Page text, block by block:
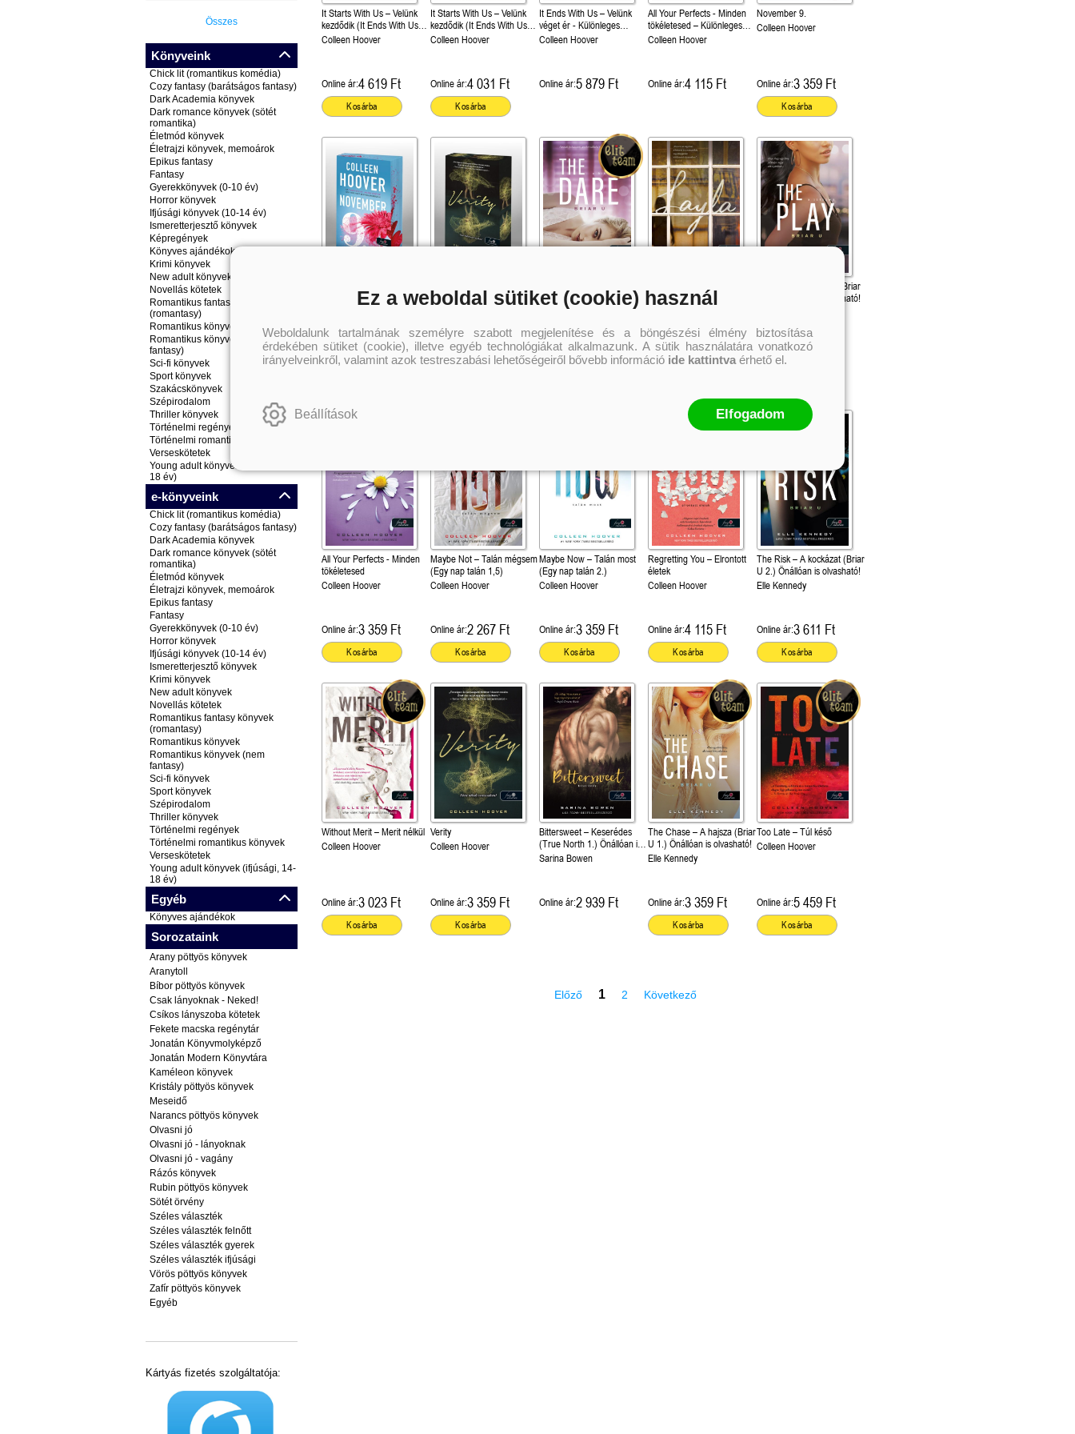
Összes
Könyveink
Chick lit (romantikus komédia)
Cozy fantasy (barátságos fantasy)
Dark Academia könyvek
Dark romance könyvek (sötét
romantika)
Életmód könyvek
Életrajzi könyvek, memoárok
Epikus fantasy
Fantasy
Gyerekkönyvek (0-10 év)
Horror könyvek
Ifjúsági könyvek (10-14 év)
Ismeretterjesztő könyvek
Képregények
Könyves ajándékok
Krimi könyvek
New adult könyvek
Novellás kötetek
Romantikus fantasy könyvek
(romantasy)
Romantikus könyvek
Romantikus könyvek (nem
fantasy)
Sci-fi könyvek
Sport könyvek
Szakácskönyvek
Szépirodalom
Thriller könyvek
Történelmi regények
Történelmi romantikus könyvek
Verseskötetek
Young adult könyvek (ifjúsági, 14-
18 év)
e-könyveink
Chick lit (romantikus komédia)
Cozy fantasy (barátságos fantasy)
Dark Academia könyvek
Dark romance könyvek (sötét
romantika)
Életmód könyvek
Életrajzi könyvek, memoárok
Epikus fantasy
Fantasy
Gyerekkönyvek (0-10 év)
Horror könyvek
Ifjúsági könyvek (10-14 év)
Ismeretterjesztő könyvek
Krimi könyvek
New adult könyvek
Novellás kötetek
Romantikus fantasy könyvek
(romantasy)
Romantikus könyvek
Romantikus könyvek (nem
fantasy)
Sci-fi könyvek
Sport könyvek
Szépirodalom
Thriller könyvek
Történelmi regények
Történelmi romantikus könyvek
Verseskötetek
Young adult könyvek (ifjúsági, 14-
18 év)
Egyéb
Könyves ajándékok
Sorozataink
Arany pöttyös könyvek
Aranytoll
Bíbor pöttyös könyvek
Csak lányoknak - Neked!
Csíkos lányszoba kötetek
Fekete macska regénytár
Jonatán Könyvmolyképző
Jonatán Modern Könyvtára
Kaméleon könyvek
Kristály pöttyös könyvek
Meseidő
Narancs pöttyös könyvek
Olvasni jó
Olvasni jó - lányoknak
Olvasni jó - vagány
Rázós könyvek
Rubin pöttyös könyvek
Sötét örvény
Széles választék
Széles választék felnőtt
Széles választék gyerek
Széles választék ifjúsági
Vörös pöttyös könyvek
Zafír pöttyös könyvek
Egyéb
Kártyás fizetés szolgáltatója:
It Starts With Us – Velünk
kezdődik (It Ends With Us
2.) – Különleges éldekorált
Colleen Hoover
Online ár:4 619 Ft
Kosárba
It Starts With Us – Velünk
kezdődik (It Ends With Us
2.)
Colleen Hoover
Online ár:4 031 Ft
Kosárba
It Ends With Us – Velünk
véget ér - Különleges
éldekorált kiadás!
Colleen Hoover
Online ár:5 879 Ft
All Your Perfects - Minden
tökéletesed – Különleges
éldekorált kiadás!
Colleen Hoover
Online ár:4 115 Ft
November 9.
Colleen Hoover
Online ár:3 359 Ft
Kosárba
éldekorált kiadás!
Online ár:4 199 Ft
éldekorált kiadás!
Online ár:3 947 Ft
U 4.) – Önállóan is
olvasható!
Elle Kennedy
Online ár:3 695 Ft
Colleen Hoover
Online ár: 4 451 Ft
The Play – A játszma (Briar
U 3.) Önállóan is olvasható!
Online ár:
All Your Perfects - Minden
tökéletesed
Colleen Hoover
Online ár:3 359 Ft
Kosárba
Maybe Not – Talán mégsem
(Egy nap talán 1,5)
Colleen Hoover
Online ár:2 267 Ft
Kosárba
Maybe Now – Talán most
(Egy nap talán 2.)
Colleen Hoover
Online ár:3 359 Ft
Kosárba
Regretting You – Elrontott
életek
Colleen Hoover
Online ár:4 115 Ft
Kosárba
The Risk – A kockázat (Briar
U 2.) Önállóan is olvasható!
Elle Kennedy
Online ár:3 611 Ft
Kosárba
Without Merit – Merit nélkül
Colleen Hoover
Online ár:3 023 Ft
Kosárba
Verity
Colleen Hoover
Online ár:3 359 Ft
Kosárba
Bittersweet – Keserédes
(True North 1.) Önállóan is
olvasható!
Sarina Bowen
Online ár:2 939 Ft
The Chase – A hajsza (Briar
U 1.) Önállóan is olvasható!
Elle Kennedy
Online ár:3 359 Ft
Kosárba
Too Late – Túl késő
Colleen Hoover
Online ár:5 459 Ft
Kosárba
Előző 1 2 Következő
Ez a weboldal sütiket (cookie) használ
Weboldalunk tartalmának személyre szabott megjelenítése és a böngészési élmény biztosítása
érdekében sütiket (cookie), illetve egyéb technológiákat alkalmazunk. A sütik használatára vonatkozó
irányelveinkről, valamint azok testreszabási lehetőségeiről bővebb információ ide kattintva érhető el.
Beállítások Elfogadom